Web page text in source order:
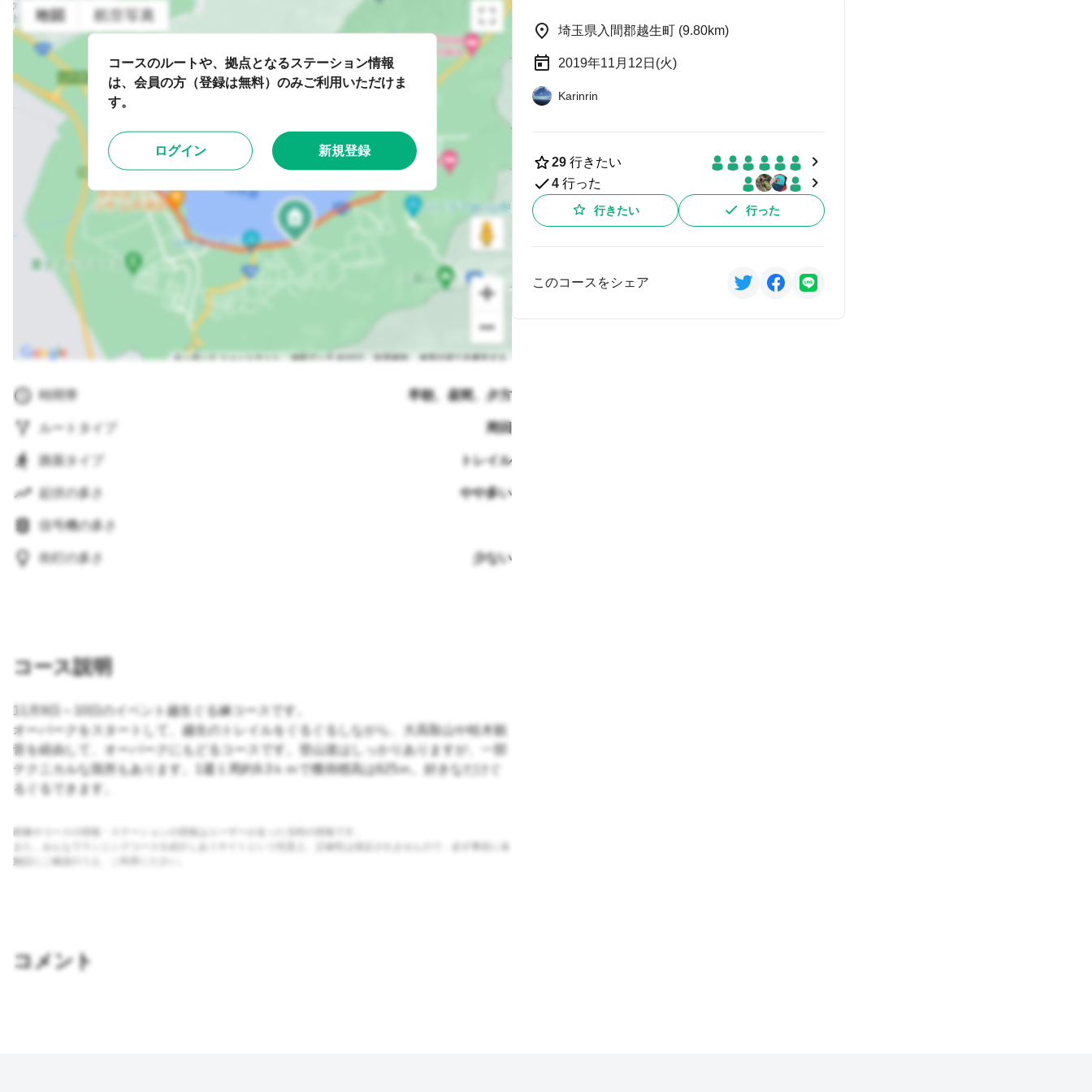
時間帯 早朝、昼間、夕方
ルートタイプ 周回
路面タイプ トレイル
起伏の多さ やや多い
信号機の多さ
街灯の多さ 少ない
コース説明
11月9日～10日のイベント越生ぐる練コースです。
オーパークをスタートして、越生のトレイルをぐるぐるしながら、大高取山や桂木観
音を経由して、オーパークにもどるコースです。登山道はしっかりありますが、一部
テクニカルな箇所もあります。1週１周約9.3ｋｍで獲得標高は625ｍ。好きなだけぐ
るぐるできます。
画像やコースの情報・ステーションの情報はユーザーが走った当時の情報です。
また、みんなでランニングコースを紹介しあうサイトという性質上、正確性は保証されませんので、必ず事前に各
施設にご確認のうえ、ご利用ください。
コメント
コースのルートや、拠点となるステーション情報
は、会員の方（登録は無料）のみご利用いただけま
す。
ログイン 新規登録
埼玉県入間郡越生町 (9.80km)
2019年11月12日(火)
Karinrin
29 行きたい
4 行った
行きたい 行った
このコースをシェア